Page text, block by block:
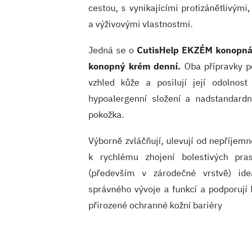
cestou, s vynikajícími
a výživovými vlastnostmi.
Jedná se o CutisHelp EKZÉM
konopný krém denní. Oba přípravky
vzhled kůže a posilují její
hypoalergenní složení a
pokožka.
Výborně zvláčňují, ulevují od
k rychlému zhojení bolestivých
(především v zárodečné vrstvě)
správného vývoje a funkcí a
přirozené ochranné kožní bariéry